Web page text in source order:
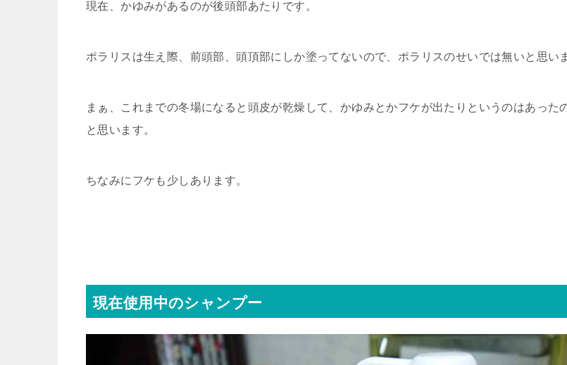
現在、かゆみがあるのが後頭部あたりです。
ポラリスは生え際、前頭部、頭頂部にしか塗ってないので、ポラリスのせいでは無いと思い
まぁ、これまでの冬場になると頭皮が乾燥して、かゆみとかフケが出たりというのはあった
と思います。
ちなみにフケも少しあります。
現在使用中のシャンプー